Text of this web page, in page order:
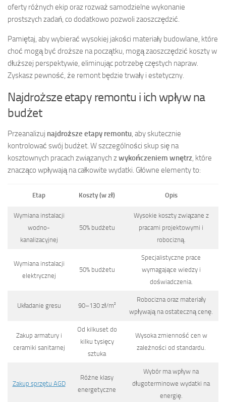
oferty różnych ekip oraz rozważ samodzielne wykonanie
prostszych zadań, co dodatkowo pozwoli zaoszczędzić.
Pamiętaj, aby wybierać wysokiej jakości materiały budowlane, które
choć mogą być droższe na początku, mogą zaoszczędzić koszty w
dłuższej perspektywie, eliminując potrzebę częstych napraw.
Zyskasz pewność, że remont będzie trwały i estetyczny.
Najdroższe etapy remontu i ich wpływ na
budżet
Przeanalizuj najdroższe etapy remontu , aby skutecznie
kontrolować swój budżet. W szczególności skup się na
kosztownych pracach związanych zwykończeniem wnętrz , które
znacząco wpływają na całkowite wydatki. Główne elementy to:
Etap Koszty (w zł) Opis
Wymiana instalacji
wodno-
kanalizacyjnej
50% budżetu
Wysokie koszty związane z
pracami projektowymi i
robocizną.
Wymiana instalacji
elektrycznej
50% budżetu
Specjalistyczne prace
wymagające wiedzy i
doświadczenia.
Układanie gresu 90–130 zł/m²
Robocizna oraz materiały
wpływają na ostateczną cenę.
Zakup armatury i
ceramiki sanitarnej
Od kilkuset do
kilku tysięcy
sztuka
Wysoka zmienność cen w
zależności od standardu.
Zakup sprzętu AGD
Różne klasy
energetyczne
Wybór ma wpływ na
długoterminowe wydatki na
energię.